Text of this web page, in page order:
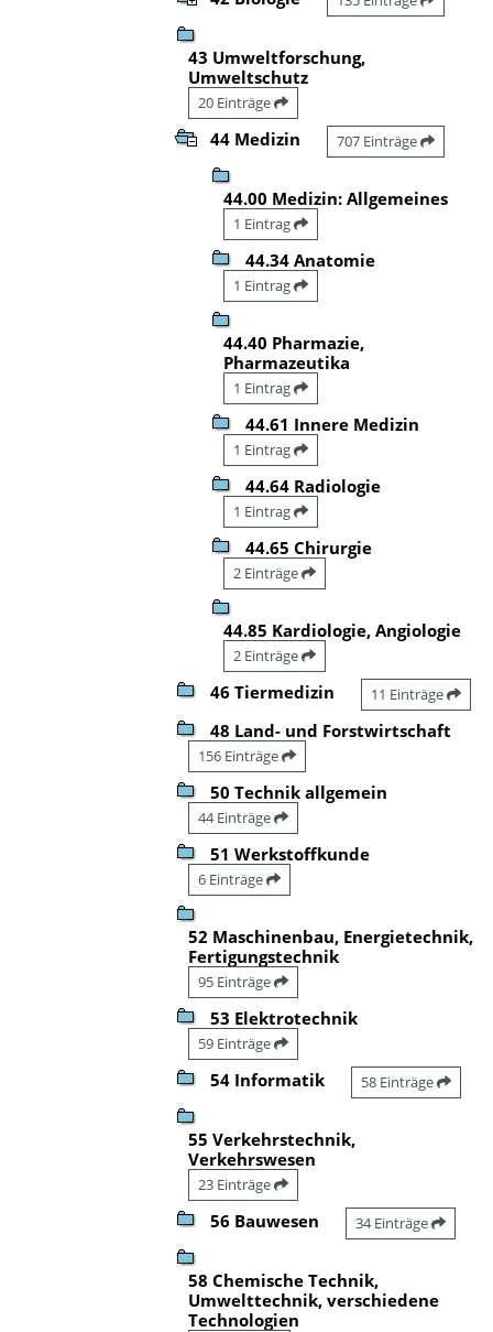
43 Umweltforschung,
Umweltschutz
20 Einträge
44 Medizin 707 Einträge
44.00 Medizin: Allgemeines
1 Eintrag
44.34 Anatomie
1 Eintrag
44.40 Pharmazie,
Pharmazeutika
1 Eintrag
44.61 Innere Medizin
1 Eintrag
44.64 Radiologie
1 Eintrag
44.65 Chirurgie
2 Einträge
44.85 Kardiologie, Angiologie
2 Einträge
46 Tiermedizin 11 Einträge
48 Land- und Forstwirtschaft
156 Einträge
50 Technik allgemein
44 Einträge
51 Werkstoffkunde
6 Einträge
52 Maschinenbau, Energietechnik,
Fertigungstechnik
95 Einträge
53 Elektrotechnik
59 Einträge
54 Informatik 58 Einträge
55 Verkehrstechnik,
Verkehrswesen
23 Einträge
56 Bauwesen 34 Einträge
58 Chemische Technik,
Umwelttechnik, verschiedene
Technologien